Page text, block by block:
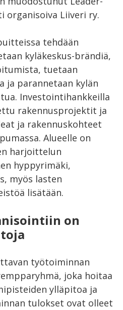
organisoiva Liiveri ry.
tehdään
kyläkeskus-brändiä,
tuetaan
ja parannetaan kylän
Investointihankkeilla
rakennusprojektit ja
ja rakennuskohteet
Alueelle on
harjoittelun
hyppyrimäki,
myös lasten
lisätään.
on
työtoiminnan
joka hoitaa
ylläpitoa ja
tulokset ovat olleet